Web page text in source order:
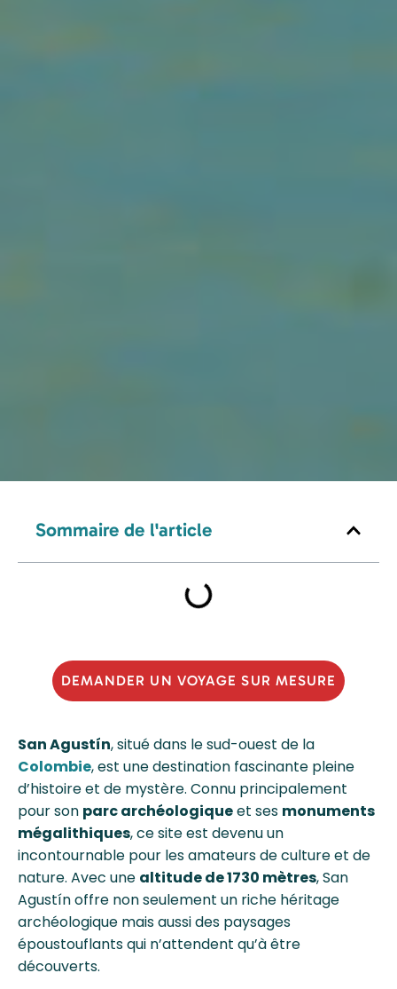
San Agustín, situé dans le sud-ouest de la
Colombie, est une destination fascinante pleine
d’histoire et de mystère. Connu principalement
pour son parc archéologiqueet ses monuments
mégalithiques, ce site est devenu un
incontournable pour les amateurs de culture et de
nature. Avec une altitude de 1730 mètres, San
Agustín offre non seulement un riche héritage
archéologique mais aussi des paysages
époustouflants qui n’attendent qu’à être
découverts.
Sommaire de l'article
DEMANDER UN VOYAGE SUR MESURE